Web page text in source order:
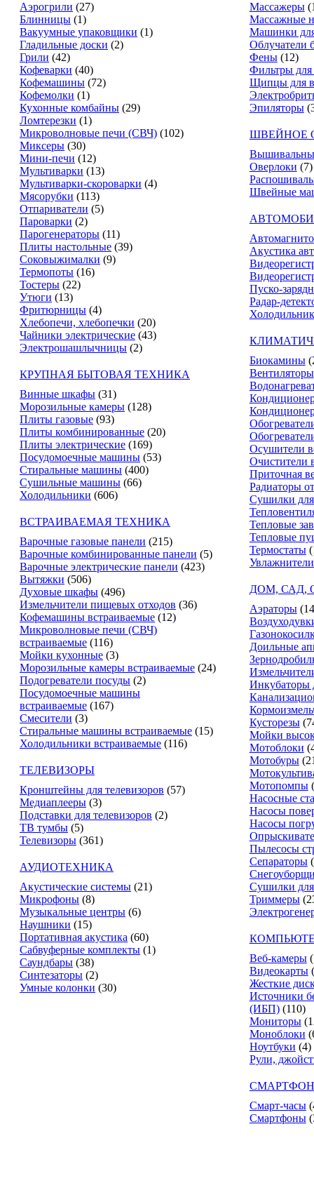
Аэрогрили (27)
Блинницы (1)
Вакуумные упаковщики (1)
Гладильные доски (2)
Грили (42)
Кофеварки (40)
Кофемашины (72)
Кофемолки (1)
Кухонные комбайны (29)
Ломтерезки (1)
Микроволновые печи (СВЧ) (102)
Миксеры (30)
Мини-печи (12)
Мультиварки (13)
Мультиварки-скороварки (4)
Мясорубки (113)
Отпариватели (5)
Пароварки (2)
Парогенераторы (11)
Плиты настольные (39)
Соковыжималки (9)
Термопоты (16)
Тостеры (22)
Утюги (13)
Фритюрницы (4)
Хлебопечи, хлебопечки (20)
Чайники электрические (43)
Электрошашлычницы (2)
КРУПНАЯ БЫТОВАЯ ТЕХНИКА
Винные шкафы (31)
Морозильные камеры (128)
Плиты газовые (93)
Плиты комбинированные (20)
Плиты электрические (169)
Посудомоечные машины (53)
Стиральные машины (400)
Сушильные машины (66)
Холодильники (606)
ВСТРАИВАЕМАЯ ТЕХНИКА
Варочные газовые панели (215)
Варочные комбинированные панели (5)
Варочные электрические панели (423)
Вытяжки (506)
Духовые шкафы (496)
Измельчители пищевых отходов (36)
Кофемашины встраиваемые (12)
Микроволновые печи (СВЧ)
встраиваемые (116)
Мойки кухонные (3)
Морозильные камеры встраиваемые (24)
Подогреватели посуды (2)
Посудомоечные машины
встраиваемые (167)
Смесители (3)
Стиральные машины встраиваемые (15)
Холодильники встраиваемые (116)
ТЕЛЕВИЗОРЫ
Кронштейны для телевизоров (57)
Медиаплееры (3)
Подставки для телевизоров (2)
ТВ тумбы (5)
Телевизоры (361)
АУДИОТЕХНИКА
Акустические системы (21)
Микрофоны (8)
Музыкальные центры (6)
Наушники (15)
Портативная акустика (60)
Сабвуферные комплекты (1)
Саундбары (38)
Синтезаторы (2)
Умные колонки (30)
Массажеры
Массажные
Машинки
Облучатели
Фены (12)
Фильтры
Щипцы для
Эпиляторы
ШВЕЙНОЕ
Оверлоки (7)
Швейные
Акустика
Пуско-
Радар-
Биокамины
Вентиляторы
Осушители
Очистители
Приточная
Радиаторы
Сушилки
Тепловые
Тепловые
Термостаты
ДОМ, САД,
Аэраторы
Доильные
Инкубаторы
Кусторезы
Мойки
Мотоблоки
Мотобуры
Мотопомпы
Насосные
Насосы
Насосы
Пылесосы
Сепараторы
Сушилки
Триммеры
Веб-камеры
Видеокарты
Жесткие
Источники
(ИБП) (110)
Мониторы
Моноблоки
Ноутбуки (4)
Рули,
Смарт-часы
Смартфоны